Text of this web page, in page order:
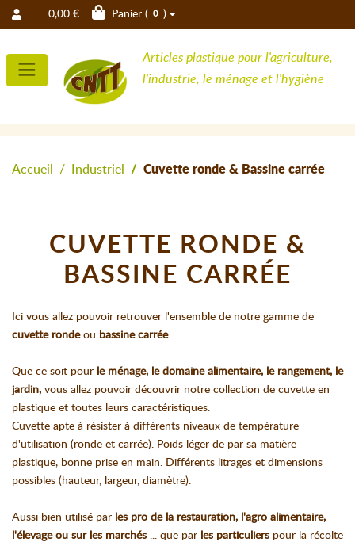
0,00 € Panier ( 0 )
Articles plastique pour l'agriculture,
l'industrie, le ménage et l'hygiène
Accueil Industriel Cuvette ronde & Bassine carrée
CUVETTE RONDE &
BASSINE CARRÉE
Ici vous allez pouvoir retrouver l'ensemble de notre gamme de
cuvette rondeou bassine carrée.
Que ce soit pour le ménage, le domaine alimentaire, le rangement, le
jardin, vous allez pouvoir découvrir notre collection de cuvette en
plastique et toutes leurs caractéristiques.
Cuvette apte à résister à différents niveaux de température
d'utilisation (ronde et carrée). Poids léger de par sa matière
plastique, bonne prise en main. Différents litrages et dimensions
possibles (hauteur, largeur, diamètre).
Aussi bien utilisé par les pro de la restauration, l'agro alimentaire,
l'élevage ou sur les marchés ... que par les particuliers pour la récolte